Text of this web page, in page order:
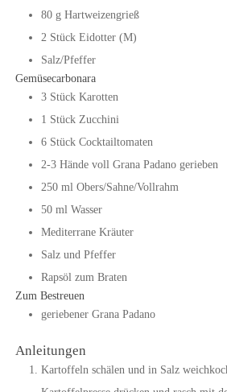
80 g Hartweizengrieß
2 Stück Eidotter (M)
Salz/Pfeffer
Gemüsecarbonara
3 Stück Karotten
1 Stück Zucchini
6 Stück Cocktailtomaten
2-3 Hände voll Grana Padano gerieben
250 ml Obers/Sahne/Vollrahm
50 ml Wasser
Mediterrane Kräuter
Salz und Pfeffer
Rapsöl zum Braten
Zum Bestreuen
geriebener Grana Padano
Anleitungen
Kartoffeln schälen und in Salz